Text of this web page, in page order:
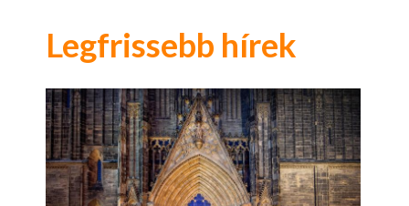
Legfrissebb hírek